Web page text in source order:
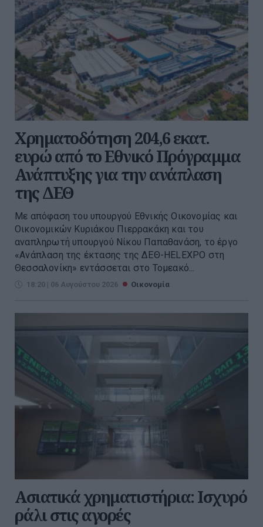
Χρηματοδότηση 204,6 εκατ.
ευρώ από το Εθνικό Πρόγραμμα
Ανάπτυξης για την ανάπλαση
της ΔΕΘ
Με απόφαση του υπουργού Εθνικής Οικονομίας και
Οικονομικών Κυριάκου Πιερρακάκη και του
αναπληρωτή υπουργού Νίκου Παπαθανάση, το έργο
«Ανάπλαση της έκτασης της ΔΕΘ-HELEXPO στη
Θεσσαλονίκη» εντάσσεται στο Τομεακό...
18:20 | 06 Αυγούστου 2026 Οικονομία
Ασιατικά χρηματιστήρια: Ισχυρό
ράλι στις αγορές